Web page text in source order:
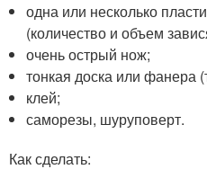
одна или несколько
(количество и объем
очень острый нож;
тонкая доска или фанера
клей;
саморезы, шуруповерт.
Как сделать: